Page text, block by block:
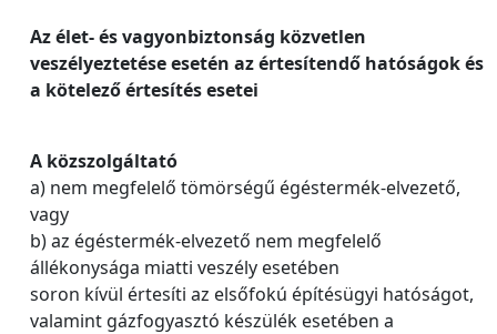
Az élet- és vagyonbiztonság közvetlen
veszélyeztetése esetén az értesítendő hatóságok és
a kötelező értesítés esetei
A közszolgáltató
a) nem megfelelő tömörségű égéstermék-elvezető,
vagy
b) az égéstermék-elvezető nem megfelelő
állékonysága miatti veszély esetében
soron kívül értesíti az elsőfokú építésügyi hatóságot,
valamint gázfogyasztó készülék esetében a